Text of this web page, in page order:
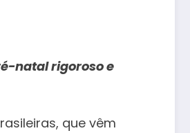
natal rigoroso e
que vêm